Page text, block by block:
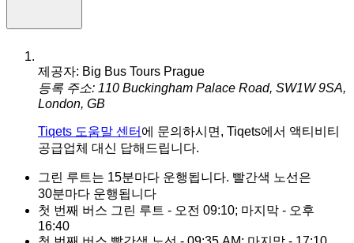
제공자: Big Bus Tours Prague
등록 주소: 110 Buckingham Palace Road, SW1W 9SA,
London, GB
Tiqets 도움말 센터 에 문의하시면, Tiqets에서 액티비티
공급업체 대신 답해드립니다.
그린 루트는 15분마다 운행됩니다. 빨간색 노선은
30분마다 운행됩니다
첫 번째 버스 그린 루트 - 오전 09:10; 마지막 - 오후
16:40